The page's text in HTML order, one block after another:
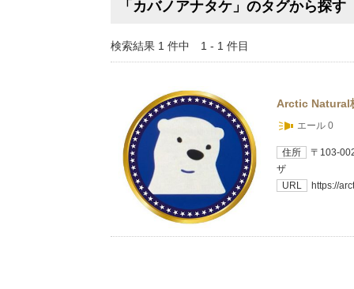
「カバノアナタケ」のタグから探す
検索結果 1 件中 1 - 1 件目
Arctic Natural
エール 0
住所
〒103-
ザ
URL
https://